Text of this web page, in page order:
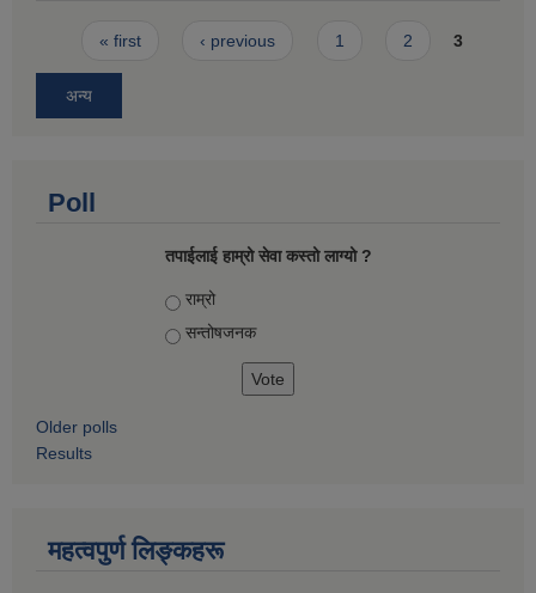
Pages
« first ‹ previous 1 2 3
अन्य
Poll
तपाईलाई हाम्रो सेवा कस्तो लाग्यो ?
Choices
राम्रो
सन्तोषज‍नक
Older polls
Results
महत्वपुर्ण लिङ्कहरू